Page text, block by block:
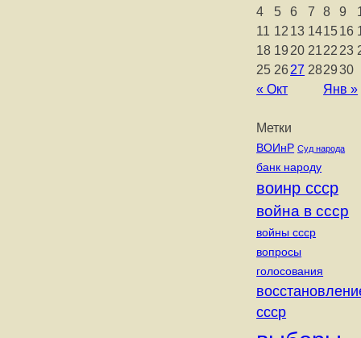
« Окт Янв »
4
5 6 7 8 9
11 12 13 141516
18 19 20 2122 23
25 2627 282930
Метки
ВОИнР Суд народа
банк народу
воинр ссср
война в ссср
войны ссср
вопросы
голосования
ссср